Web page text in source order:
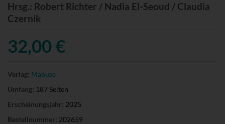
Hrsg.: Robert Richter / Nadia El-Seoud / Claudia
Czernik
32,00 €
Verlag: Mabuse
Umfang: 187 Seiten
Erscheinungsjahr: 2025
Bestellnummer: 202659